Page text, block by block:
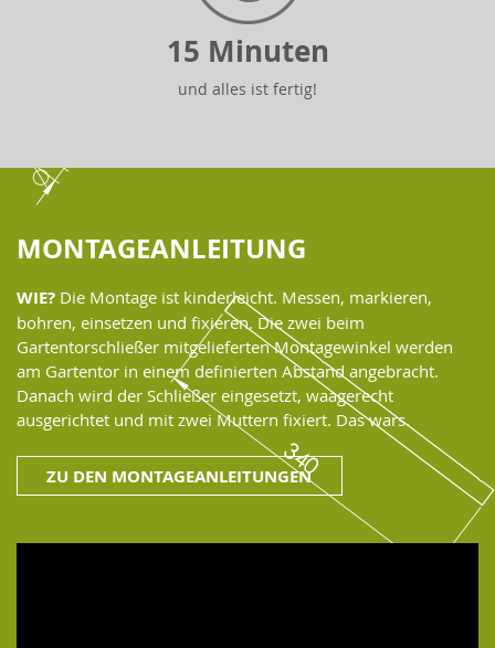
15 Minuten
und alles ist fertig!
MONTAGEANLEITUNG
WIE? Die Montage ist kinderleicht. Messen, markieren,
bohren, einsetzen und fixieren. Die zwei beim
Gartentorschließer mitgelieferten Montagewinkel werden
am Gartentor in einem definierten Abstand angebracht.
Danach wird der Schließer eingesetzt, waagerecht
ausgerichtet und mit zwei Muttern fixiert. Das wars.
ZU DEN MONTAGEANLEITUNGEN